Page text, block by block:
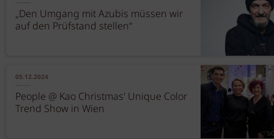
„Den Umgang mit Azubis müssen wir
auf den Prüfstand stellen“
05.12.2024
People @ Kao Christmas' Unique Color
Trend Show in Wien